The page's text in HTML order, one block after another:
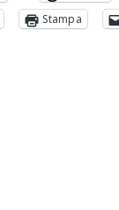
Stampa